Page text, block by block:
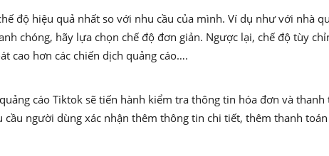
độ hiệu quả nhất so với nhu cầu của mình. Ví dụ như với nhà
chóng, hãy lựa chọn chế độ đơn giản. Ngược lại, chế độ tùy
cao hơn các chiến dịch quảng cáo….
cáo Tiktok sẽ tiến hành kiểm tra thông tin hóa đơn và thanh
người dùng xác nhận thêm thông tin chi tiết, thêm thanh